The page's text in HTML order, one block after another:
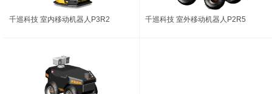
千巡科技 室内移动机器人P3R2 千巡科技 室外移动机器人P2R5